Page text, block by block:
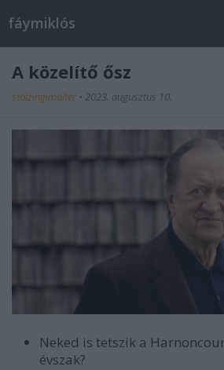
fáymiklós
A közelítő ősz
stolzingimalter • 2023. augusztus 10.
Neked is tetszik a
évszak?